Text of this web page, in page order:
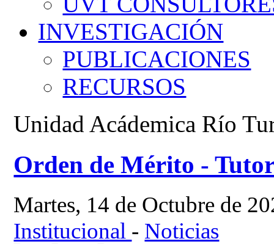
INVESTIGACIÓN
PUBLICACIONES
RECURSOS
Unidad Acádemica Río
Orden de Mérito -
Martes, 14 de Octubre de
Institucional - Noticias